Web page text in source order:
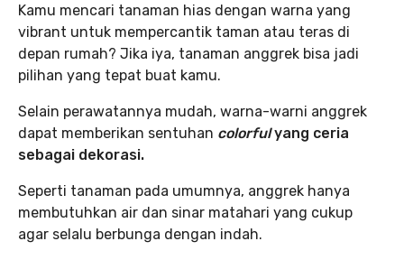
Kamu mencari tanaman hias dengan warna yang
vibrant untuk mempercantik taman atau teras di
depan rumah? Jika iya, tanaman anggrek bisa jadi
pilihan yang tepat buat kamu.
Selain perawatannya mudah, warna-warni anggrek
dapat memberikan sentuhan colorfulyang ceria
sebagai dekorasi.
Seperti tanaman pada umumnya, anggrek hanya
membutuhkan air dan sinar matahari yang cukup
agar selalu berbunga dengan indah.